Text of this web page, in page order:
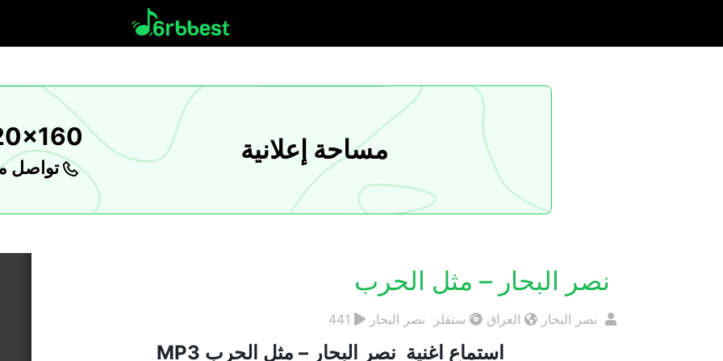
مساحة إعلانية
تواصل
نصر البحار – مثل الحرب
نصر البحار العراق سنقلز نصر البحار
استماع اغنية نصر البحار – مثل الحرب MP3